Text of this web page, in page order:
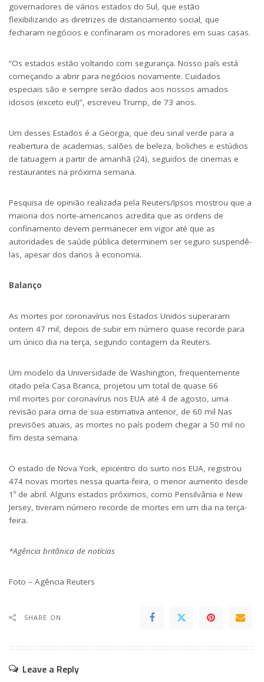
governadores de vários estados do Sul, que estão
flexibilizando as diretrizes de distanciamento social, que
fecharam negócios e confinaram os moradores em suas casas.
“Os estados estão voltando com segurança. Nosso país está
começando a abrir para negócios novamente. Cuidados
especiais são e sempre serão dados aos nossos amados
idosos (exceto eu!)”, escreveu Trump, de 73 anos.
Um desses Estados é a Georgia, que deu sinal verde para a
reabertura de academias, salões de beleza, boliches e estúdios
de tatuagem a partir de amanhã (24), seguidos de cinemas e
restaurantes na próxima semana.
Pesquisa de opinião realizada pela Reuters/Ipsos mostrou que a
maioria dos norte-americanos acredita que as ordens de
confinamento devem permanecer em vigor até que as
autoridades de saúde pública determinem ser seguro suspendê-
las, apesar dos danos à economia.
Balanço
As mortes por coronavírus nos Estados Unidos superaram
ontem 47 mil, depois de subir em número quase recorde para
um único dia na terça, segundo contagem da Reuters.
Um modelo da Universidade de Washington, frequentemente
citado pela Casa Branca, projetou um total de quase 66
mil mortes por coronavírus nos EUA até 4 de agosto, uma
revisão para cima de sua estimativa anterior, de 60 mil Nas
previsões atuais, as mortes no país podem chegar a 50 mil no
fim desta semana.
O estado de Nova York, epicentro do surto nos EUA, registrou
474 novas mortes nessa quarta-feira, o menor aumento desde
1º de abril. Alguns estados próximos, como Pensilvânia e New
Jersey, tiveram número recorde de mortes em um dia na terça-
feira.
*Agência britânica de notícias
Foto – Agência Reuters
SHARE ON
Leave a Reply